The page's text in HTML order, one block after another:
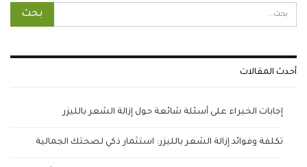
أحدث المقالات
إجابات الخبراء على أسئلة شائعة حول إزالة الشعر بالليزر
تكلفة وفوائد إزالة الشعر بالليزر: استثمار ذكي لصحتك الجمالية